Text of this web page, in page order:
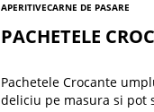
APERITIVECARNE DE PASARE
PACHETELE
Pachetele Crocante
deliciu pe masura si pot